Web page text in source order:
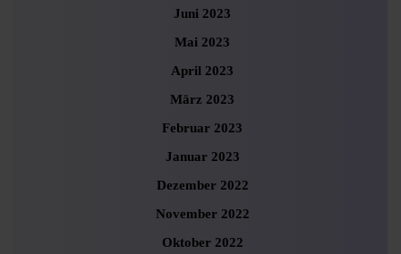
Juni 2023
Mai 2023
April 2023
März 2023
Februar 2023
Januar 2023
Dezember 2022
November 2022
Oktober 2022